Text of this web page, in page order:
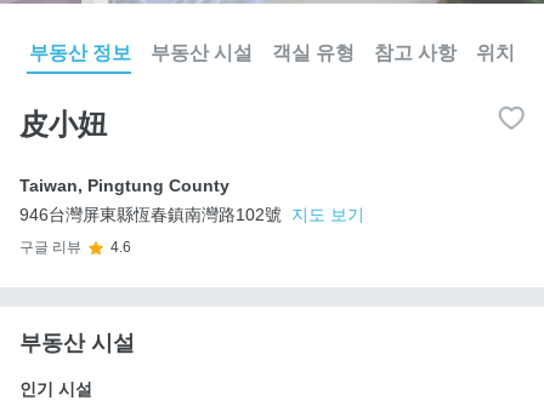
부동산 정보 부동산 시설 객실 유형 참고 사항 위치
皮小妞
Taiwan, Pingtung County
946台灣屏東縣恆春鎮南灣路102號
지도 보기
구글 리뷰 4.6
부동산 시설
인기 시설